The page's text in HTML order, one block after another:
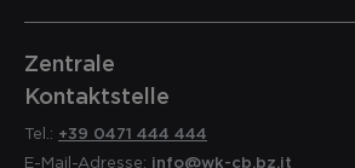
Zentrale
Kontaktstelle
Tel.: +39 0471 444 444
E-Mail-Adresse: info@wk-cb.bz.it